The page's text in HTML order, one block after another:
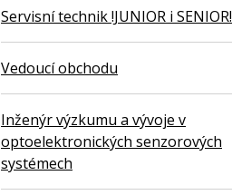
Servisní technik !JUNIOR i SENIOR!
Vedoucí obchodu
Inženýr výzkumu a vývoje v
optoelektronických senzorových
systémech